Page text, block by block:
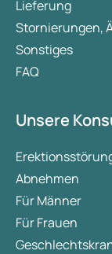
Lieferung
Stornierungen,
Sonstiges
FAQ
Unsere
Abnehmen
Für Männer
Für Frauen